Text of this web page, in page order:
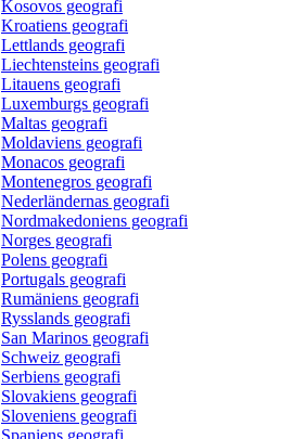
Kosovos geografi
Kroatiens geografi
Lettlands geografi
Liechtensteins geografi
Litauens geografi
Luxemburgs geografi
Maltas geografi
Moldaviens geografi
Monacos geografi
Montenegros geografi
Nederländernas geografi
Nordmakedoniens geografi
Norges geografi
Polens geografi
Portugals geografi
Rumäniens geografi
Rysslands geografi
San Marinos geografi
Schweiz geografi
Serbiens geografi
Slovakiens geografi
Sloveniens geografi
Spaniens geografi